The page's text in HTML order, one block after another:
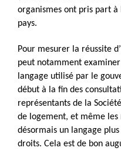
organismes ont pris part à
pays.
Pour mesurer la réussite
peut notamment
langage utilisé par le
début à la fin des
représentants de la
de logement, et même
désormais un langage
droits. Cela est de bon